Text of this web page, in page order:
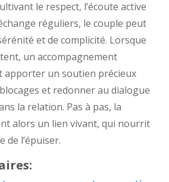
le respect, l’écoute active
réguliers, le couple peut
et de complicité. Lorsque
un accompagnement
apporter un soutien précieux
et redonner au dialogue
la relation. Pas à pas, la
alors un lien vivant, qui nourrit
de l’épuiser.